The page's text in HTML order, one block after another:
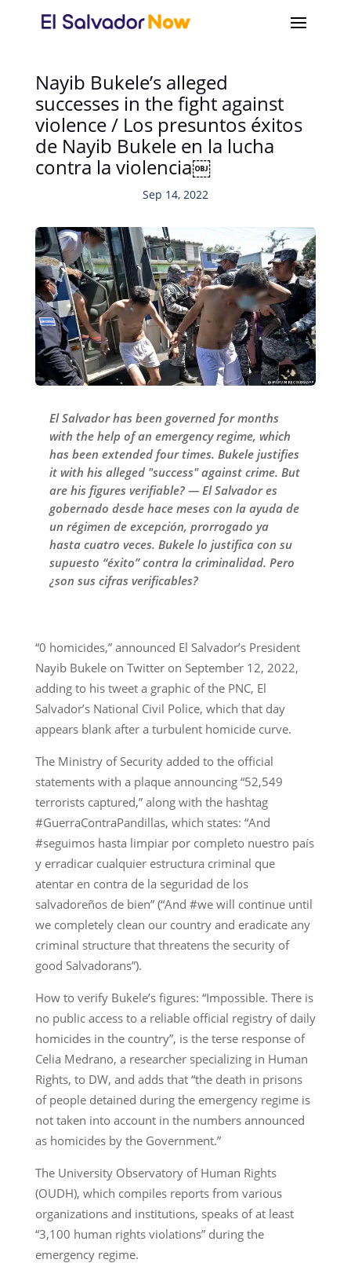
Nayib Bukele’s alleged
successes in the fight against
violence / Los presuntos éxitos
de Nayib Bukele en la lucha
contra la violencia￼
Sep 14, 2022
El Salvador has been governed for months
with the help of an emergency regime, which
has been extended four times. Bukele justifies
it with his alleged "success" against crime. But
are his figures verifiable? — El Salvador es
gobernado desde hace meses con la ayuda de
un régimen de excepción, prorrogado ya
hasta cuatro veces. Bukele lo justifica con su
supuesto “éxito” contra la criminalidad. Pero
¿son sus cifras verificables?
“0 homicides,” announced El Salvador’s President
Nayib Bukele on Twitter on September 12, 2022,
adding to his tweet a graphic of the PNC, El
Salvador’s National Civil Police, which that day
appears blank after a turbulent homicide curve.
The Ministry of Security added to the official
statements with a plaque announcing “52,549
terrorists captured,” along with the hashtag
#GuerraContraPandillas, which states: “And
#seguimos hasta limpiar por completo nuestro país
y erradicar cualquier estructura criminal que
atentar en contra de la seguridad de los
salvadoreños de bien” (“And #we will continue until
we completely clean our country and eradicate any
criminal structure that threatens the security of
good Salvadorans”).
How to verify Bukele’s figures: “Impossible. There is
no public access to a reliable official registry of daily
homicides in the country”, is the terse response of
Celia Medrano, a researcher specializing in Human
Rights, to DW, and adds that “the death in prisons
of people detained during the emergency regime is
not taken into account in the numbers announced
as homicides by the Government.”
The University Observatory of Human Rights
(OUDH), which compiles reports from various
organizations and institutions, speaks of at least
“3,100 human rights violations” during the
emergency regime.